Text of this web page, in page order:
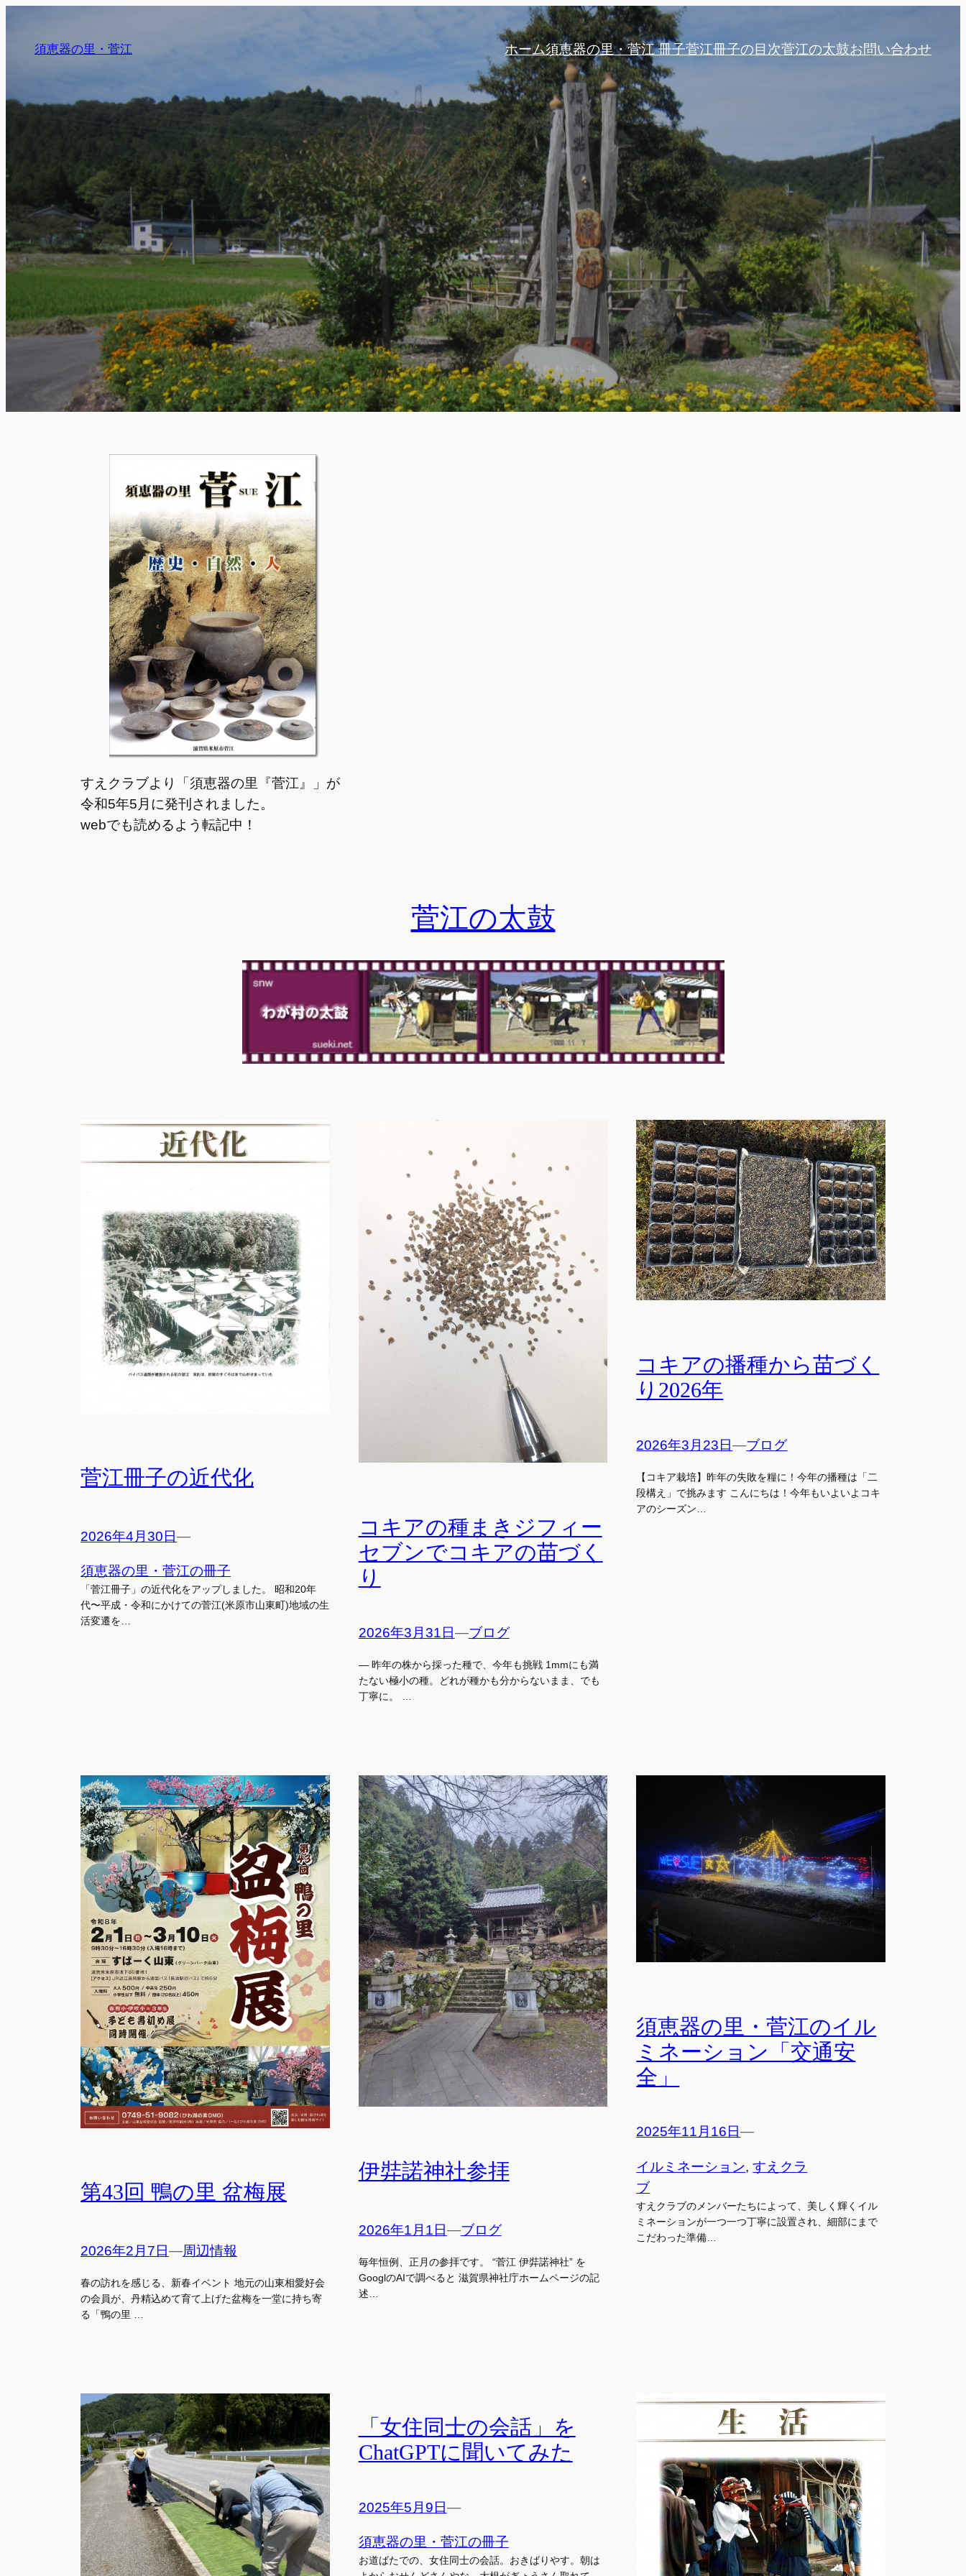
須恵器の里・菅江 ホーム須恵器の里・菅江 冊子菅江冊子の目次菅江の太鼓お問い合わせ
すえクラブより「須恵器の里『菅江』」が
令和5年5月に発刊されました。
webでも読めるよう転記中！
菅江の太鼓
菅江冊子の近代化
2026年4月30日—
須恵器の里・菅江の冊子
「菅江冊子」の近代化をアップしました。 昭和20年
代〜平成・令和にかけての菅江(米原市山東町)地域の生
活変遷を…
コキアの種まきジフィー
セブンでコキアの苗づく
り
2026年3月31日—ブログ
— 昨年の株から採った種で、今年も挑戦 1mmにも満
たない極小の種。どれが種かも分からないまま、でも
丁寧に。 …
コキアの播種から苗づく
り2026年
2026年3月23日—ブログ
【コキア栽培】昨年の失敗を糧に！今年の播種は「二
段構え」で挑みます こんにちは！今年もいよいよコキ
アのシーズン…
第43回 鴨の里 盆梅展
2026年2月7日—周辺情報
春の訪れを感じる、新春イベント 地元の山東相愛好会
の会員が、丹精込めて育て上げた盆梅を一堂に持ち寄
る「鴨の里 …
伊弉諾神社参拝
2026年1月1日—ブログ
毎年恒例、正月の参拝です。 “菅江 伊弉諾神社” を
GooglのAIで調べると 滋賀県神社庁ホームページの記
述…
須恵器の里・菅江のイル
ミネーション「交通安
全」
2025年11月16日—
イルミネーション, すえクラ
ブ
すえクラブのメンバーたちによって、美しく輝くイル
ミネーションが一つ一つ丁寧に設置され、細部にまで
こだわった準備…
「女住同士の会話」を
ChatGPTに聞いてみた
2025年5月9日—
須恵器の里・菅江の冊子
お道ばたでの、女住同士の会話。おきばりやす。朝は